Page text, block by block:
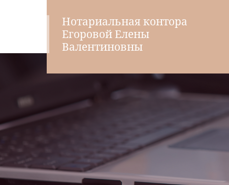
Нотариальная контора
Егоровой Елены
Валентиновны